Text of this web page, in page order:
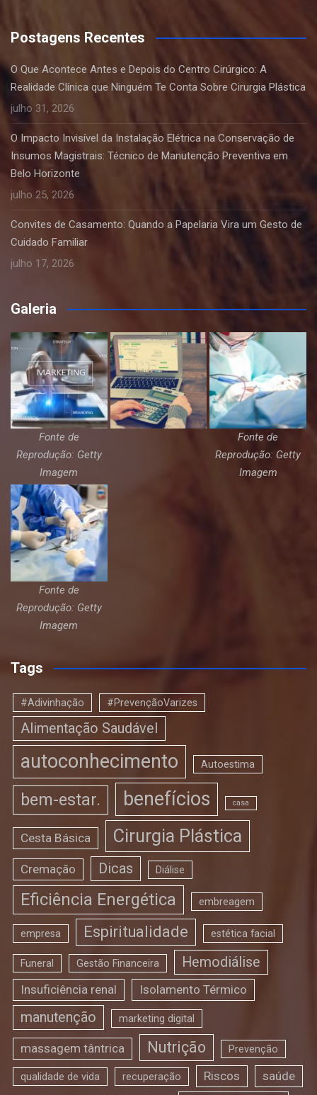
Postagens Recentes
O Que Acontece Antes e Depois do Centro Cirúrgico: A
Realidade Clínica que Ninguém Te Conta Sobre Cirurgia Plástica
julho 31, 2026
O Impacto Invisível da Instalação Elétrica na Conservação de
Insumos Magistrais: Técnico de Manutenção Preventiva em
Belo Horizonte
julho 25, 2026
Convites de Casamento: Quando a Papelaria Vira um Gesto de
Cuidado Familiar
julho 17, 2026
Galeria
Fonte de
Reprodução: Getty
Imagem
Fonte de
Reprodução: Getty
Imagem
Fonte de
Reprodução: Getty
Imagem
Tags
#Adivinhação #PrevençãoVarizes
Alimentação Saudável
autoconhecimento Autoestima
bem-estar. benefícios casa
Cesta Básica Cirurgia Plástica
Cremação Dicas Diálise
Eficiência Energética embreagem
empresa Espiritualidade estética facial
Funeral Gestão Financeira Hemodiálise
Insuficiência renal Isolamento Térmico
manutenção marketing digital
massagem tântrica Nutrição Prevenção
qualidade de vida recuperação Riscos saúde